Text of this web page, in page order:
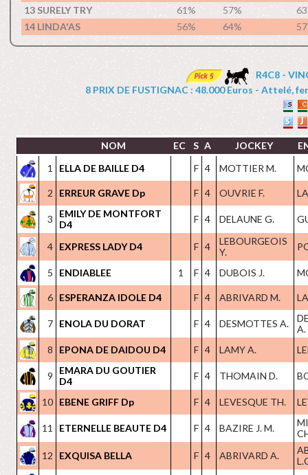
13 SURELY TRY
61% 57%
14 LINDA'AS
56% 64%
R4C8 -
8 PRIX DE FUSTIGNAC : 48.000 Euros - Attelé,
NOM EC S A JOCKEY
1
ELLA DE BAILLE D4 F 4 MOTTIER M.
2 ERREUR GRAVE Dp F 4 OUVRIE F.
3
EMILY DE MONTFORT
D4
F 4 DELAUNE G.
4 EXPRESS LADY D4 F 4
LEBOURGEOIS
Y.
5 ENDIABLEE 1 F 4 DUBOIS J.
6 ESPERANZA IDOLE D4 F 4 ABRIVARD M.
7 ENOLA DU DORAT F 4 DESMOTTES A.
A.
8
EPONA DE DAIDOU D4 F 4 LAMY A.
9
EMARA DU GOUTIER
D4
F 4 THOMAIN D.
10 EBENE GRIFF Dp F 4 LEVESQUE TH.
11 ETERNELLE BEAUTE D4 F 4 BAZIRE J. M.
12
EXQUISA BELLA F 4 ABRIVARD A.